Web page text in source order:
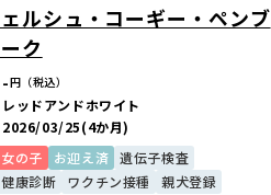
ルシュ・コーギー・ペンブ
ク
-円（税込）
レッドアンドホワイト
2026/03/25(4か月)
女の子
お迎え済
遺伝子検査
健康診断
ワクチン接種 親犬登録